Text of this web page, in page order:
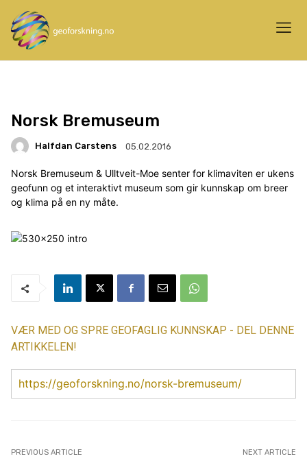
Norsk Bremuseum
Halfdan Carstens 05.02.2016
Norsk Bremuseum & Ulltveit-Moe senter for klimaviten er ukens
geofunn og et interaktivt museum som gir kunnskap om breer
og klima på en ny måte.
VÆR MED OG SPRE GEOFAGLIG KUNNSKAP - DEL DENNE
ARTIKKELEN!
https://geoforskning.no/norsk-bremuseum/
PREVIOUS ARTICLE NEXT ARTICLE